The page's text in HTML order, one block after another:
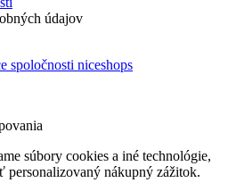
údajov
spoločnosti niceshops
súbory cookies a iné technológie,
personalizovaný nákupný zážitok.